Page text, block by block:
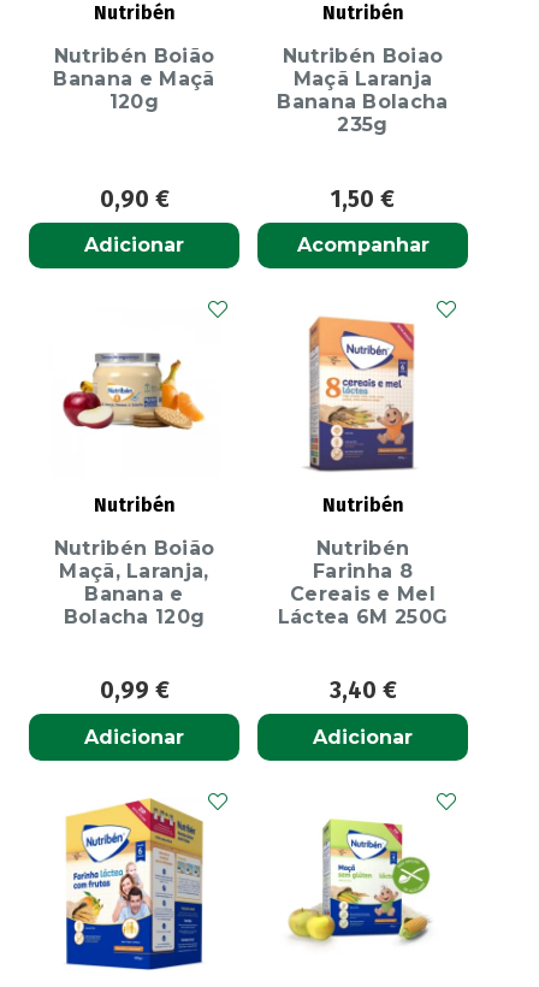
Nutribén
Nutribén Boião
Banana e Maçã
120g
0,90 €
Adicionar
Nutribén
Nutribén Boiao
Maçã Laranja
Banana Bolacha
235g
1,50 €
Acompanhar
Nutribén
Nutribén Boião
Maçã, Laranja,
Banana e
Bolacha 120g
0,99 €
Adicionar
Nutribén
Nutribén
Farinha 8
Cereais e Mel
Láctea 6M 250G
3,40 €
Adicionar